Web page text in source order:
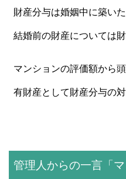
財産分与は婚姻中に築い
結婚前の財産については
マンションの評価額から
有財産として財産分与の対
管理人からの一言「